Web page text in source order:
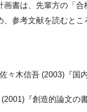
画書は、先輩方の「
、参考文献を読むとこ
々木信吾 (2003)『国
『創造的論文の